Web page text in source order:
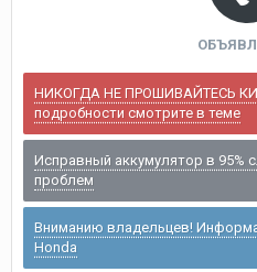
НИКОГДА НЕ ПРОШИВАЙТЕСЬ
подробности смотрите в теме
Исправный аккумулятор в 95%
проблем
Вниманию владельцев!
Honda